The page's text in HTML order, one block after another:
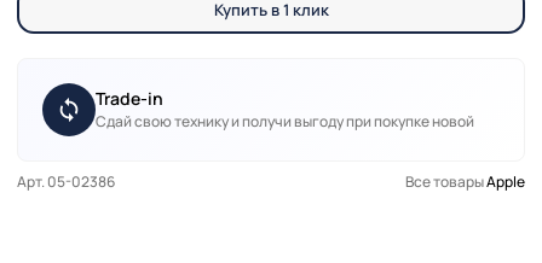
Купить в 1 клик
Trade-in
Сдай свою технику и получи выгоду при покупке новой
Арт. 05-02386 Все товарыApple